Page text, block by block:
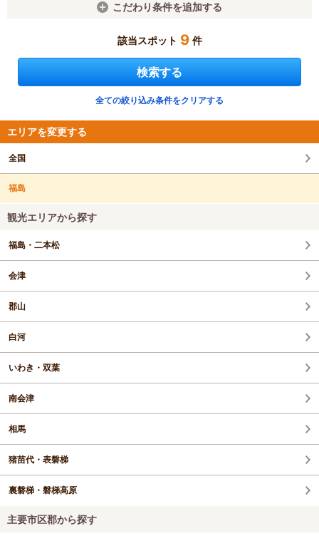
こだわり条件を追加する
該当スポット 9 件
検索する
全ての絞り込み条件をクリアする
エリアを変更する
全国
福島
観光エリアから探す
福島・二本松
会津
郡山
白河
いわき・双葉
南会津
相馬
猪苗代・表磐梯
裏磐梯・磐梯高原
主要市区郡から探す